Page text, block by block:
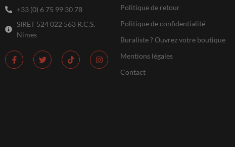
+33 (0) 6 75 99 30 78
SIRET 524 022 563 R.C.S.
Nimes
Politique de retour
Politique de confidentialité
Buraliste ? Ouvrez votre boutique
Mentions légales
Contact